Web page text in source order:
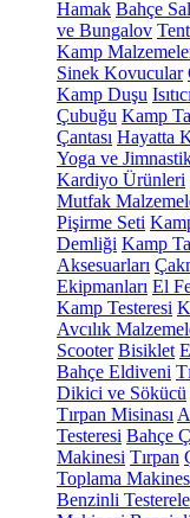
Hamak Bahçe
ve Bungalov
Kamp
Sinek Kovucular
Kamp Duşu
Çubuğu Kamp
Çantası Hayatta
Yoga ve
Kardiyo Ürünleri
Mutfak
Pişirme Seti
Demliği Kamp
Aksesuarları
Ekipmanları El
Kamp Testeresi
Avcılık
Scooter Bisiklet
Bahçe Eldiveni
Dikici ve Sökücü
Tırpan Misinası
Testeresi Bahçe
Makinesi Tırpan
Toplama
Benzinli